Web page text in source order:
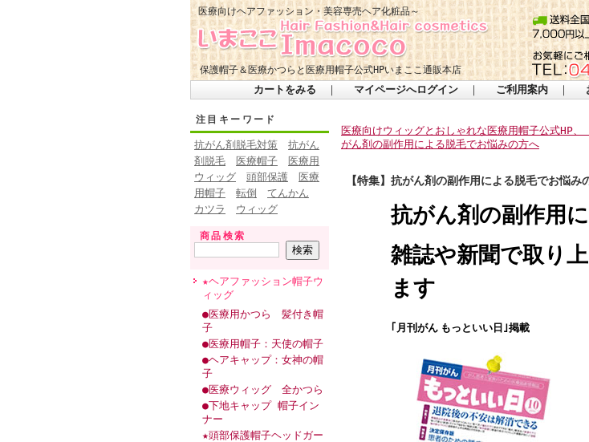
保護帽子＆医療かつらと医療用帽子公式HPいまここ通販本店
医療向けヘアファッション・美容専売ヘア化粧品～
カートをみる ｜ マイページへログイン ｜ ご利用案内 ｜
注目キーワード
抗がん剤脱毛対策
抗がん
剤脱毛
医療帽子
医療用
ウィッグ
頭部保護
医療
用帽子
転倒
てんかん
カツラ
ウィッグ
商品検索
★ヘアファッション帽子ウ
ィッグ
●医療用かつら 髪付き帽
子
●医療用帽子：天使の帽子
●ヘアキャップ：女神の帽
子
●医療ウィッグ 全かつら
●下地キャップ 帽子イン
ナー
★頭部保護帽子ヘッドガー
医療向けウィッグとおしゃれな医療用帽子公式HP
がん剤の副作用による脱毛でお悩みの方へ
【特集】抗がん剤の副作用による脱毛でお悩み
抗がん剤の副作用
雑誌や新聞で取り
ます
｢月刊がん もっといい日｣掲載